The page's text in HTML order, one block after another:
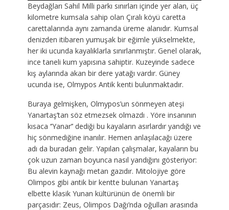
Beydağları Sahil Milli parkı sınırları içinde yer alan, üç
kilometre kumsala sahip olan Çıralı köyü caretta
carettalarında aynı zamanda üreme alanıdır. Kumsal
denizden itibaren yumuşak bir eğimle yükselmekte,
her iki ucunda kayalıklarla sınırlanmıştır. Genel olarak,
ince taneli kum yapısına sahiptir. Kuzeyinde sadece
kış aylarında akan bir dere yatağı vardır. Güney
ucunda ise, Olmypos Antik kenti bulunmaktadır.
Buraya gelmişken, Olmypos’un sönmeyen ateşi
Yanartaş’tan söz etmezsek olmazdı . Yöre insanının
kısaca ‘’Yanar’’ dediği bu kayaların asırlardır yandığı ve
hiç sönmediğine inanılır. Hemen anlaşılacağı üzere
adı da buradan gelir. Yapılan çalışmalar, kayaların bu
çok uzun zaman boyunca nasıl yandığını gösteriyor:
Bu alevin kaynağı metan gazıdır. Mitolojiye göre
Olimpos gibi antik bir kentte bulunan Yanartaş
elbette klasik Yunan kültürünün de önemli bir
parçasıdır: Zeus, Olimpos Dağı’nda oğulları arasında